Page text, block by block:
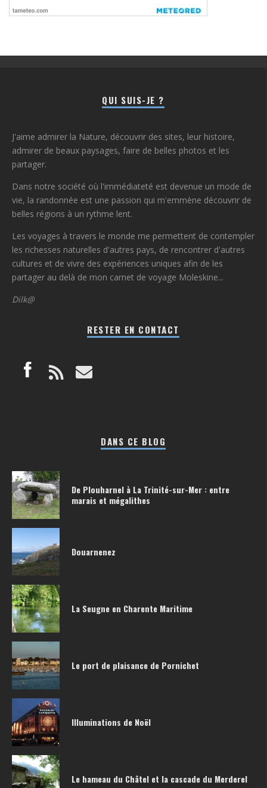
QUI SUIS-JE ?
J'aime admirer la Nature, découvrir des sites, leur histoire,
admirer de beaux paysages, faire de belles photos et les
partager.
Dans notre société où l'immédiateté est devenue un mode de
vie, la randonnée est une passion qui m'emmène découvrir de
belles régions à un rythme lent.
Les voyages à travers le monde me permettent de contempler
les richesses naturelles d'autres pays, de rencontrer d'autres
cultures et de vivre des expériences uniques afin de les
partager au delà de mon carnet de voyage Moleskine...
Dilk@
RESTER EN CONTACT
DANS CE BLOG
De Plouharnel à La Trinité-sur-Mer : entre
marais et mégalithes
Douarnenez
La Seugne en Charente Maritime
Le port de plaisance de Pornichet
Illuminations de Noël
Le hameau du Châtel et la cascade du Merderel